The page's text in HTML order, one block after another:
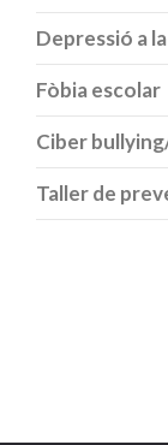
Depressió a
Fòbia escolar
Ciber
Taller de